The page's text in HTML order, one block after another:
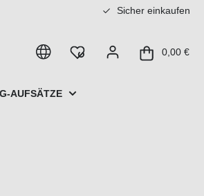
Sicher einkaufen
0,00 €
AUFSÄTZE